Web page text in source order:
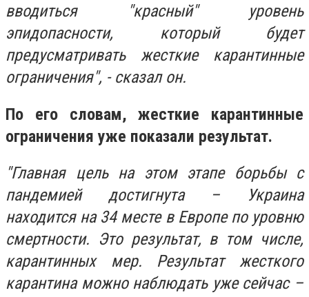
вводиться "красный" уровень
эпидопасности, который будет
предусматривать жесткие карантинные
ограничения", - сказал он.
По его словам, жесткие карантинные
ограничения уже показали результат.
"Главная цель на этом этапе борьбы с
пандемией достигнута – Украина
находится на 34 месте в Европе по уровню
смертности. Это результат, в том числе,
карантинных мер. Результат жесткого
карантина можно наблюдать уже сейчас –